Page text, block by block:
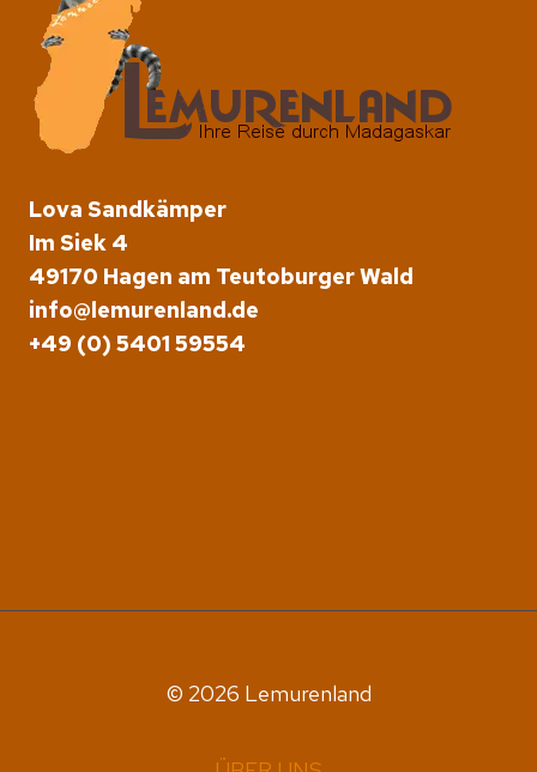
Lova Sandkämper
Im Siek 4
49170 Hagen am Teutoburger Wald
info@lemurenland.de
+49 (0) 5401 59554
© 2026 Lemurenland